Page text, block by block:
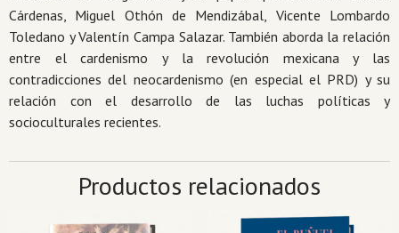
Cárdenas, Miguel Othón de Mendizábal, Vicente Lombardo
Toledano y Valentín Campa Salazar. También aborda la relación
entre el cardenismo y la revolución mexicana y las
contradicciones del neocardenismo (en especial el PRD) y su
relación con el desarrollo de las luchas políticas y
socioculturales recientes.
Productos relacionados